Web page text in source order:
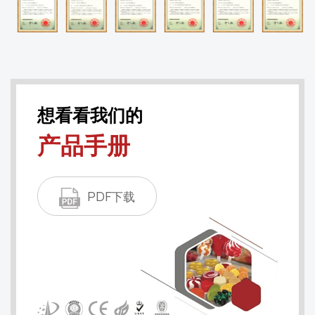
想看看我们的
产品手册
PDF下载